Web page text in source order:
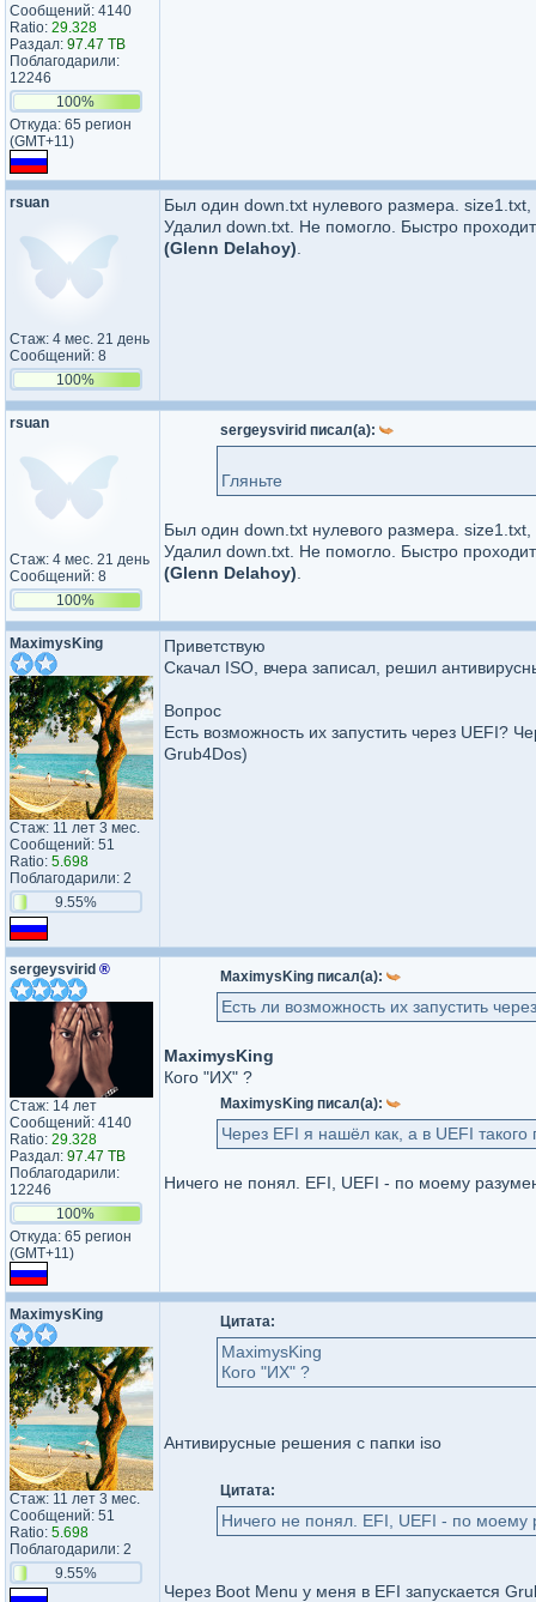
Сообщений: 4140
Ratio: 29.328
Раздал: 97.47 TB
Поблагодарили:
12246
100%
Откуда: 65 регион
(GMT+11)
rsuan
Стаж: 4 мес. 21 день
Сообщений: 8
100%
Был один down.txt нулевого размера.
Удалил down.txt. Не помогло. Быстро
(Glenn Delahoy)
rsuan
Стаж: 4 мес. 21 день
Сообщений: 8
100%
sergeysvirid писал(а):
Гляньте
Был один down.txt нулевого размера.
Удалил down.txt. Не помогло. Быстро
(Glenn Delahoy)
MaximysKing
Стаж: 11 лет 3 мес.
Сообщений: 51
Ratio: 5.698
Поблагодарили: 2
9.55%
Приветствую
Скачал ISO, вчера записал, решил
Вопрос
Есть возможность их запустить через UEFI?
Grub4Dos)
sergeysvirid ®
Стаж: 14 лет
Сообщений: 4140
Ratio: 29.328
Раздал: 97.47 TB
Поблагодарили:
12246
100%
Откуда: 65 регион
(GMT+11)
MaximysKing писал(а):
Есть ли возможность их запустить
MaximysKing
Кого "ИХ" ?
MaximysKing писал(а):
Через EFI я нашёл как, а в UEFI такого
Ничего не понял. EFI, UEFI - по моему
MaximysKing
Стаж: 11 лет 3 мес.
Сообщений: 51
Ratio: 5.698
Поблагодарили: 2
9.55%
Цитата:
MaximysKing
Кого "ИХ" ?
Антивирусные решения с папки iso
Цитата:
Ничего не понял. EFI, UEFI - по
Через Boot Menu у меня в EFI запускается